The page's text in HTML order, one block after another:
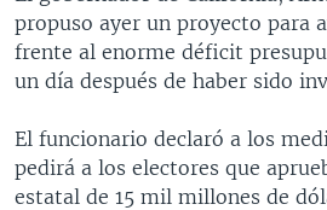
Salte
búsqueda
VOA VERIFICA AMÉRICA LATINA
BOLIVIA
COLOMBIA
CHILE
PERÚ
ECUADOR
CENTROAMÉRICA
COSTA RICA
EL SALVADOR
GUATEMALA
HONDURAS
OTRAS SECCIONES
INMIGRACIÓN
LIBERTAD DE PRENSA
MUNDO
ESPECIALES DE LA VOA
LIBERTAD DE PRENSA
UCRANIA
propuso ayer un proyecto para
frente al enorme déficit
un día después de haber sido
El funcionario declaró a los
pedirá a los electores que
estatal de 15 mil millones de